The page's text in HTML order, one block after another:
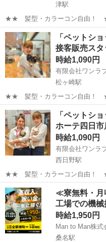
津駅
★★ 髪型・カラーコン自由
場！ ★★ 安定した会社で、 可愛い動物たちと触れ合いながら ワー
クライフバランスを取りやすい仕事しませんか
業他社不可】 ...
三重 津市
「ペットシ
接客販売スタ
時給1,090円
有限会社ワンラ
松ヶ崎駅
★★ 髪型・カラーコン自由！
場！ ★★ 安定した会社で、 可愛い動物たちと触れ合いながら ワー
クライフバランスを取りやすい仕事しませんか
業他社不可】 ...
三重 松阪市 松ヶ崎駅
「ペットシ
ホーテ四日
時給1,090円
有限会社ワンラ
西日野駅
★★ 髪型・カラーコン自由！
場！ ★★ 安定した会社で、 可愛い動物たちと触れ合いながら ワー
クライフバランスを取りやすい仕事しませんか
業他社不可】 ...
三重 四日市市 西日野駅
≪寮無料・月
工場での機
時給1,950円
Man to Man株式
桑名駅